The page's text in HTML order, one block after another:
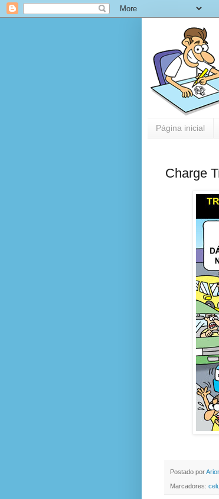
Página inicial
Charge
Postado por
Marcadores: